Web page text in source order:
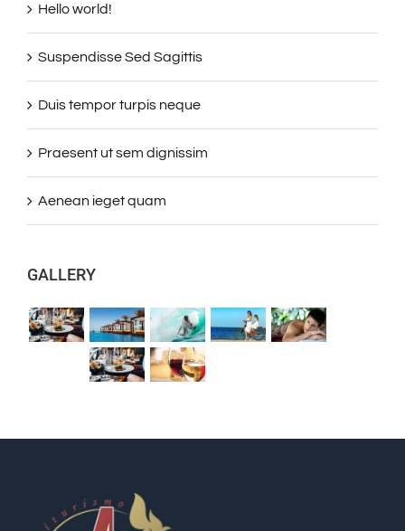
Hello world!
Suspendisse Sed Sagittis
Duis tempor turpis neque
Praesent ut sem dignissim
Aenean ieget quam
GALLERY